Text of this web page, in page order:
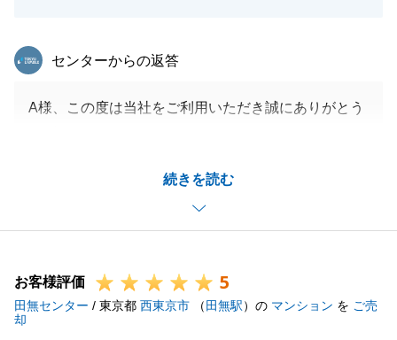
続きを読む
東急リバブル
センターからの返答
A様、この度は当社をご利用いただき誠にありがとう
何かございましたら御気軽に相談いただければと存じ
ます。
お客様評価 5
田無センター / 東京都 西東京市 （ 田無駅）の マンション を ご売
却